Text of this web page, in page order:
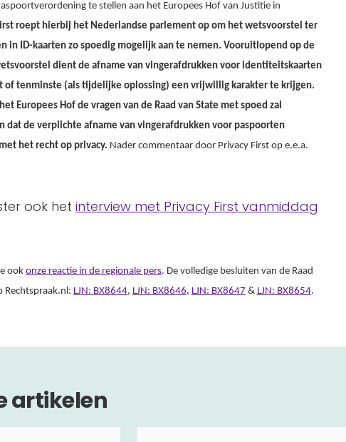
te stellen aan het Europees Hof van Justitie in
roept hierbij het Nederlandse parlement op om het wetsvoorstel ter
in ID-kaarten zo spoedig mogelijk aan te nemen. Vooruitlopend op de
dient de afname van vingerafdrukken voor identiteitskaarten
of tenminste (als tijdelijke oplossing) een vrijwillig karakter te krijgen.
Europees Hof de vragen van de Raad van State met spoed zal
dat de verplichte afname van vingerafdrukken voor paspoorten
het recht op privacy. Nader commentaar door Privacy First op e.e.a.
ook het interview met Privacy First vanmiddag
ook onze reactie in de regionale pers. De volledige besluiten van de Raad
Rechtspraak.nl: LJN: BX8644, LJN: BX8646, LJN: BX8647 & LJN: BX8654.
artikelen